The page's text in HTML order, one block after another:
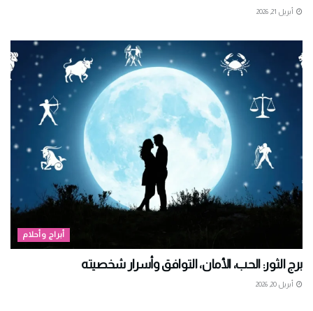
أبريل 21, 2026
أبراج وأحلام
برج الثور: الحب، الأمان، التوافق وأسرار شخصيته
أبريل 20, 2026